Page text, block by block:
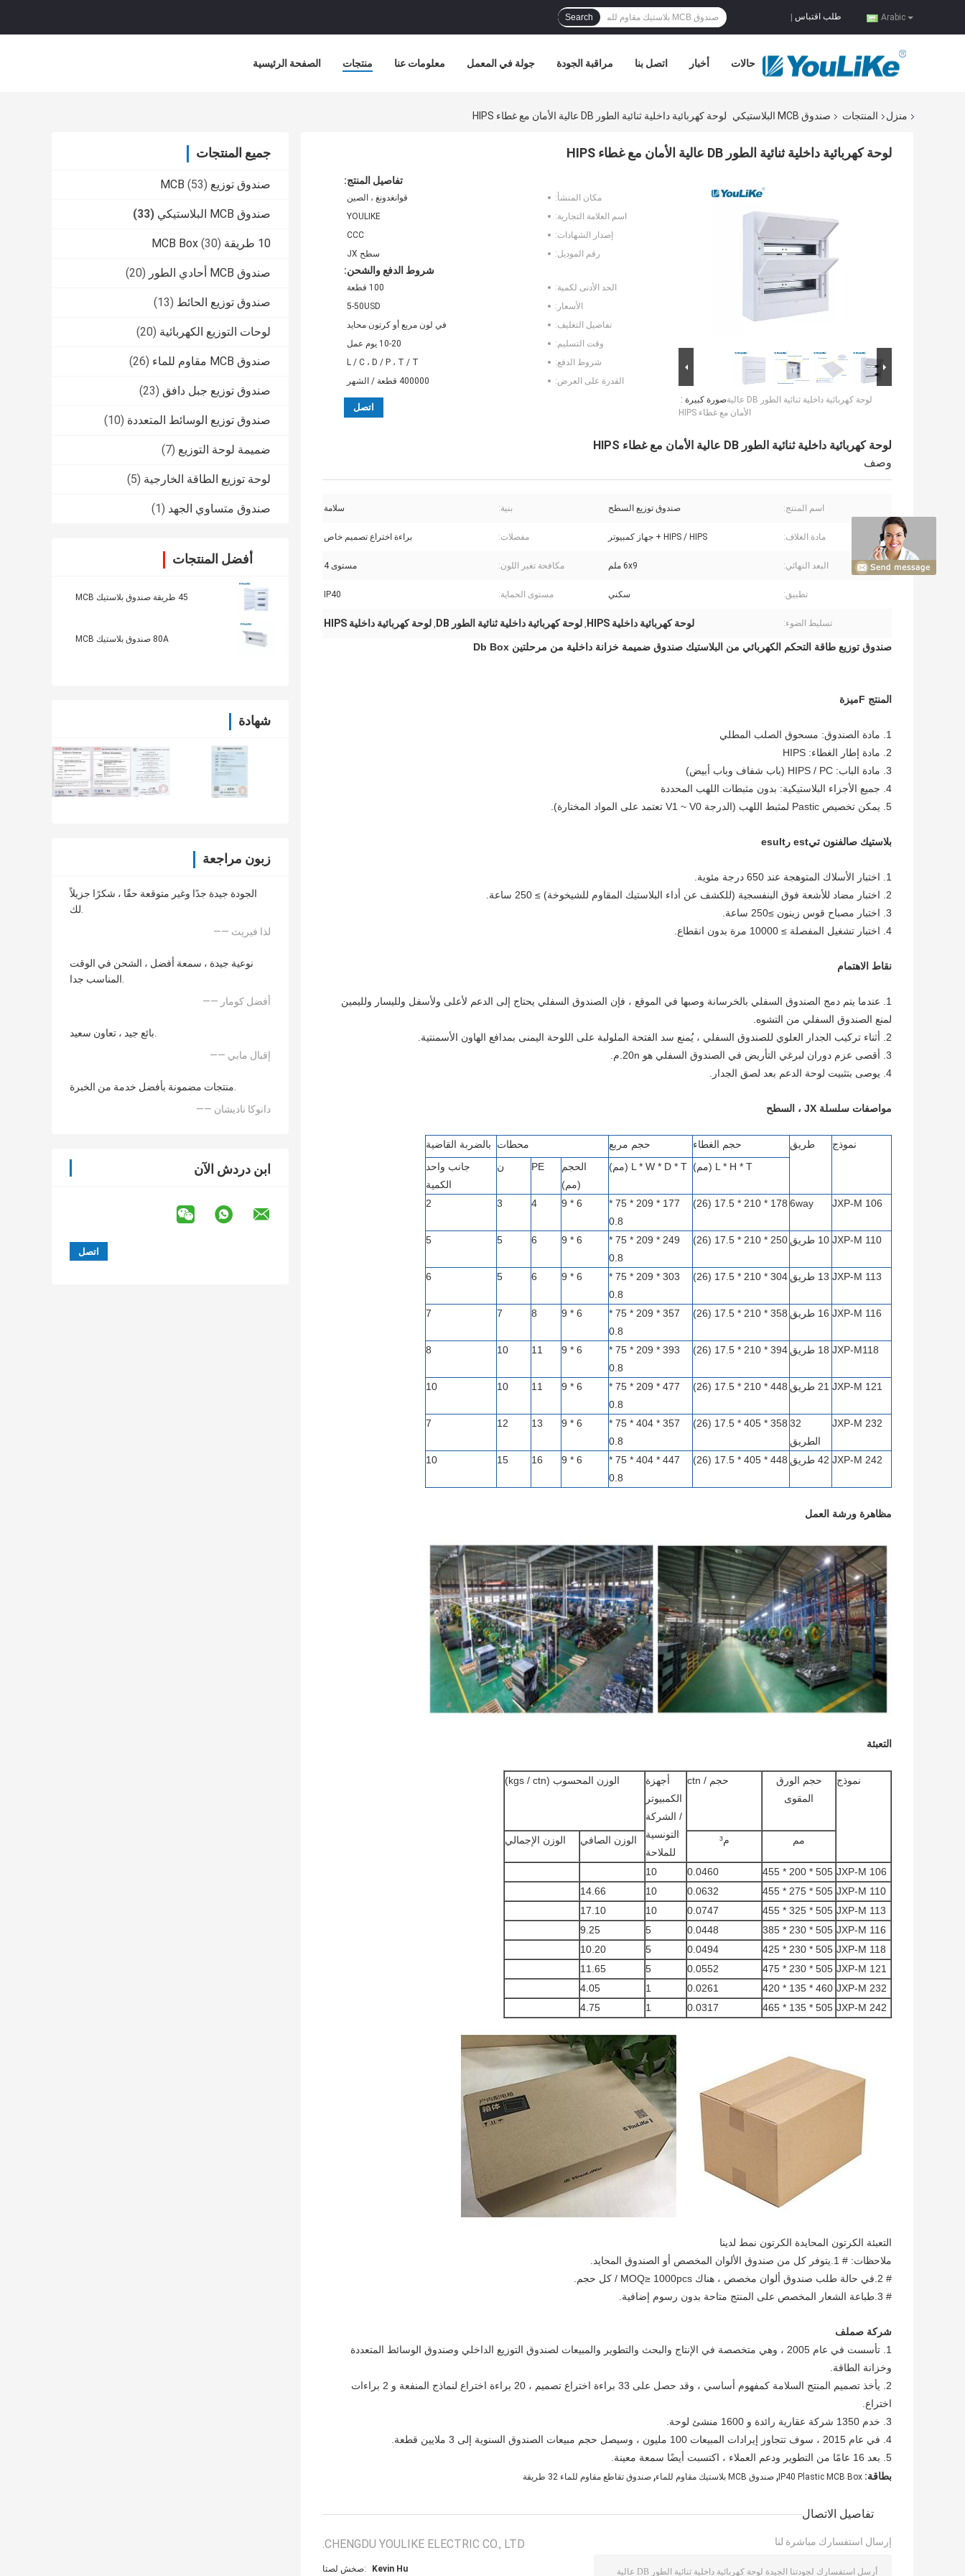
Arabic طلب اقتباس Search
الصفحة الرئيسية منتجات معلومات عنا جولة في المعمل مراقبة الجودة اتصل بنا أخبار حالات
منزل المنتجات صندوق MCB البلاستيكي لوحة كهربائية داخلية ثنائية الطور DB عالية الأمان مع غطاء HIPS
جميع المنتجات
صندوق توزيع MCB (53)
صندوق MCB البلاستيكي (33)
10 طريقة MCB Box (30)
صندوق MCB أحادي الطور (20)
صندوق توزيع الحائط (13)
لوحات التوزيع الكهربائية (20)
صندوق MCB مقاوم للماء (26)
صندوق توزيع جبل دافق (23)
صندوق توزيع الوسائط المتعددة (10)
ضميمة لوحة التوزيع (7)
لوحة توزيع الطاقة الخارجية (5)
صندوق متساوي الجهد (1)
أفضل المنتجات
45 طريقة صندوق بلاستيك MCB
80A صندوق بلاستيك MCB
شهادة
زبون مراجعة
الجودة جيدة جدًا وغير متوقعة حقًا ، شكرًا جزيلاً
لك.
—— لذا فيريث
نوعية جيدة ، سمعة أفضل ، الشحن في الوقت
المناسب جدا.
—— أفضل كومار
بائع جيد ، تعاون سعيد.
—— إقبال مابي
منتجات مضمونة بأفضل خدمة من الخبرة.
—— دانوكا ناديشان
ابن دردش الآن
لوحة كهربائية داخلية ثنائية الطور DB عالية الأمان مع غطاء HIPS
صورة كبيرة :لوحة كهربائية داخلية ثنائية الطور DB عالية
الأمان مع غطاء HIPS
تفاصيل المنتج:
مكان المنشأ:
قوانغدونغ ، الصين
اسم العلامة التجارية:
YOULIKE
إصدار الشهادات:
CCC
رقم الموديل:
سطح JX
شروط الدفع والشحن:
الحد الأدنى لكمية:
100 قطعة
الأسعار:
5-50USD
تفاصيل التغليف:
في لون مربع أو كرتون محايد
وقت التسليم:
10-20 يوم عمل
شروط الدفع:
L / C ، D / P ، T / T
القدرة على العرض:
400000 قطعة / الشهر
اتصل
لوحة كهربائية داخلية ثنائية الطور DB عالية الأمان مع غطاء HIPS
وصف
اسم المنتج: صندوق توزيع السطح بنية: سلامة
مادة الغلاف: HIPS / HIPS + جهاز كمبيوتر مفصلات: براءة اختراع تصميم خاص
البعد النهائي: 6x9 ملم مكافحة تغير اللون: مستوى 4
تطبيق: سكني مستوى الحماية: IP40
تسليط الضوء: لوحة كهربائية داخلية HIPS , لوحة كهربائية داخلية ثنائية الطور DB , لوحة كهربائية داخلية HIPS
صندوق توزيع طاقة التحكم الكهربائي من البلاستيك صندوق ضميمة خزانة داخلية من مرحلتين Db Box
المنتج Fميزة
1. مادة الصندوق: مسحوق الصلب المطلي
2. مادة إطار الغطاء: HIPS
3. مادة الباب: HIPS / PC (باب شفاف وباب أبيض)
4. جميع الأجزاء البلاستيكية: بدون مثبطات اللهب المحددة
5. يمكن تخصيص Pastic لمثبط اللهب (الدرجة V1 ~ V0 تعتمد على المواد المختارة).
بلاستيك صالفنون تيest ر esult
1. اختبار الأسلاك المتوهجة عند 650 درجة مئوية.
2. اختبار مضاد للأشعة فوق البنفسجية (للكشف عن أداء البلاستيك المقاوم للشيخوخة) ≥ 250 ساعة.
3. اختبار مصباح قوس زينون ≥250 ساعة.
4. اختبار تشغيل المفصلة ≥ 10000 مرة بدون انقطاع.
نقاط الاهتمام
1. عندما يتم دمج الصندوق السفلي بالخرسانة وصبها في الموقع ، فإن الصندوق السفلي يحتاج إلى الدعم لأعلى ولأسفل ولليسار ولليمين
لمنع الصندوق السفلي من التشوه.
2. أثناء تركيب الجدار العلوي للصندوق السفلي ، يُمنع سد الفتحة الملولبة على اللوحة اليمنى بمدافع الهاون الأسمنتية.
3. أقصى عزم دوران لبرغي التأريض في الصندوق السفلي هو 20n.م.
4. يوصى بتثبيت لوحة الدعم بعد لصق الجدار.
مواصفات سلسلة JX ، السطح
نموذج طريق حجم الغطاء حجم مربع محطات
بالضربة القاضية
L * H * T (مم)
L * W * D * T (مم)
الحجم
(مم)
PE ن
جانب واحد
الكمية
JXP-M 106
6way
178 * 210 * 17.5 (26)
177 * 209 * 75 *
0.8
6 * 9
4
3
2
JXP-M 110 10 طريق 250 * 210 * 17.5 (26)
249 * 209 * 75 *
0.8
6 * 9
6
5
5
JXP-M 113 13 طريق 304 * 210 * 17.5 (26)
303 * 209 * 75 *
0.8
6 * 9
6
5
6
JXP-M 116 16 طريق 358 * 210 * 17.5 (26)
357 * 209 * 75 *
0.8
6 * 9
8
7
7
JXP-M118 18 طريق 394 * 210 * 17.5 (26)
393 * 209 * 75 *
0.8
6 * 9
11
10
8
JXP-M 121 21 طريق 448 * 210 * 17.5 (26)
477 * 209 * 75 *
0.8
6 * 9
11
10
10
JXP-M 232
32
الطريق
358 * 405 * 17.5 (26)
357 * 404 * 75 *
0.8
6 * 9
13
12
7
JXP-M 242 42 طريق 448 * 405 * 17.5 (26)
447 * 404 * 75 *
0.8
6 * 9
16
15
10
مظاهرة ورشة العمل
التعبئة
نموذج
حجم الورق
المقوى
حجم / ctn
أجهزة
الكمبيوتر
/ الشركة
التونسية
للملاحة
الوزن المحسوب (kgs / ctn)
مم م³ الوزن الصافي الوزن الإجمالي
JXP-M 106
505 * 200 * 455
0.0460
10
JXP-M 110
505 * 275 * 455
0.0632
10
14.66
JXP-M 113
505 * 325 * 455
0.0747
10
17.10
JXP-M 116
505 * 230 * 385
0.0448
5
9.25
JXP-M 118
505 * 230 * 425
0.0494
5
10.20
JXP-M 121
505 * 230 * 475
0.0552
5
11.65
JXP-M 232
460 * 135 * 420
0.0261
1
4.05
JXP-M 242
505 * 135 * 465
0.0317
1
4.75
التعبئة الكرتون المحايدة الكرتون نمط لدينا
ملاحظات: # 1.يتوفر كل من صندوق الألوان المخصص أو الصندوق المحايد.
# 2.في حالة طلب صندوق ألوان مخصص ، هناك MOQ≥ 1000pcs / كل حجم.
# 3.طباعة الشعار المخصص على المنتج متاحة بدون رسوم إضافية.
شركة صملف
1. تأسست في عام 2005 ، وهي متخصصة في الإنتاج والبحث والتطوير والمبيعات لصندوق التوزيع الداخلي وصندوق الوسائط المتعددة
وخزانة الطاقة.
2. يأخذ تصميم المنتج السلامة كمفهوم أساسي ، وقد حصل على 33 براءة اختراع تصميم ، 20 براءة اختراع لنماذج المنفعة و 2 براءات
اختراع.
3. خدم 1350 شركة عقارية رائدة و 1600 منشئ لوحة.
4. في عام 2015 ، سوف تتجاوز إيرادات المبيعات 100 مليون ، وسيصل حجم مبيعات الصندوق السنوية إلى 3 ملايين قطعة.
5. بعد 16 عامًا من التطوير ودعم العملاء ، اكتسبت أيضًا سمعة معينة.
بطاقة: IP40 Plastic MCB Box
, صندوق MCB بلاستيك مقاوم للماء , صندوق تقاطع مقاوم للماء 32 طريقة
تفاصيل الاتصال
CHENGDU YOULIKE ELECTRIC CO., LTD.
اتصل شخص: Kevin Hu
إرسال استفسارك مباشرة لنا